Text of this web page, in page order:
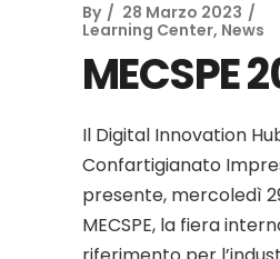
By
28 Marzo 2023
Learning Center, News
MECSPE
Il Digital Innovation
Confartigianato
presente, mercoledì
MECSPE, la fiera